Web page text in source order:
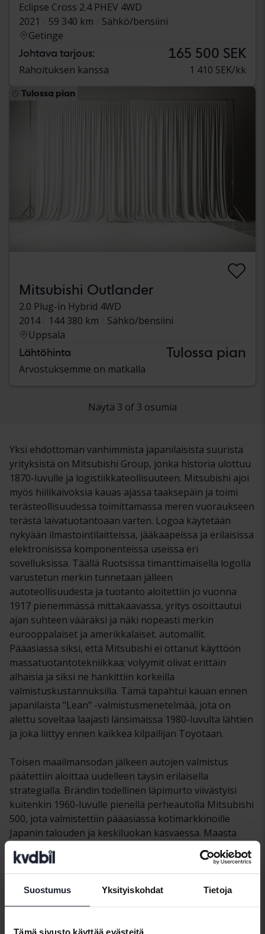
Suostumus Yksityiskohdat Tietoja
Tämä sivusto käyttää evästeitä
Eclipse Cross 2.4 PHEV 4WD
2021
59 340 km
Sähkö/bensiini
Getinge
Johtava tarjous: 165 500 SEK
Rahoituksen kanssa 1 410 SEK/kk
Tulossa pian
Mitsubishi Outlander
2.0 Plug-in Hybrid 4WD
2014
144 380 km
Sähkö/bensiini
Uppsala
Lähtöhinta Tulossa pian
Arvostuksemme on matkalla
Näytä 3 of 3 osumia
Yksi ehdottoman vanhimmista japanilaisista suurista
yrityksistä on Mitsubishi Group, jonka historia ulottuu
1870-luvulle ja logistiikkateollisuuteen. Mitsubishi ajoi
myös hiilikaivoksia kauas ajassa taaksepäin ja toimi
terästeollisuudessa toimittamassa meren vuoraukseen
terästä laivatuotantoaan varten. Logoa käytetään
nykyään ilmastointilaitteissa, jääkaapeissa ja erilaisissa
elektronisissa komponenteissa useissa eri
sovelluksissa. Täällä Ruotsissa timanttimaisella logolla
varustetun merkin tunnetaan jälleen
autoteollisuudesta ja tuotanto aloitettiin jo vuonna
1917 pienemmässä mittakaavassa, yritys osoittautui
ajan suhteen vääräksi ja näki nopeasti merkin
eurooppalaiset ja amerikkalaiset. automallit.
Pääasiassa siksi, että Mitsubishi ei ottanut käyttöön
massatuotantotekniikkaa; volyymit olivat erittäin
alhaisia ja siksi ne hankittiin korkeilla
valmistuskustannuksilla. Tämä tapahtui kauan ennen
japanilaista "Lean" -valmistusmenetelmää, jota on
alettu soveltaa laajasti länsimaissa 1980-luvulta lähtien
ja joka liittyy ennen kaikkea kilpailijan Toyotaan.
Toisen maailmansodan jälkeen autojen valmistus
päätettiin aloittaa uudelleen täysin erilaisella
strategialla. Brändin todellinen läpimurto viivästyisi
kuitenkin 1960-luvulle pienellä perheautolla Mitsubishi
500, jota valmistettiin pääasiassa kotimarkkinoille
Japanin talouden ja keskiluokan kasvaessa. Maasta
löytyi kuitenkin äärimmäisen rajallisia määriä ja tämä
sai Mitsubishin etsimään rajat ylittävää yhteistyötä ja
Chryslerin kanssa ja sieltä vienti kiihtyi automallilla
Galant (joka sai muita mallinimiä ja koristeltu). muun